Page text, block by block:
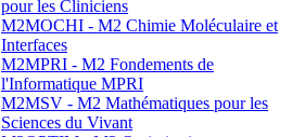
pour les Cliniciens
M2MOCHI - M2 Chimie Moléculaire et
Interfaces
M2MPRI - M2 Fondements de
l'Informatique MPRI
M2MSV - M2 Mathématiques pour les
Sciences du Vivant